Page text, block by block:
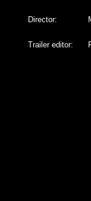
Director:
Trailer editor: